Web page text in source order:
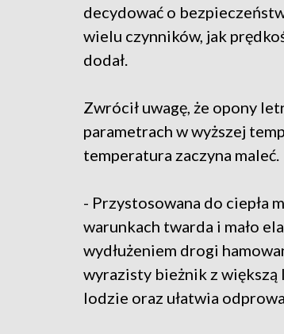
decydować o
wielu czynników, jak
dodał.
Zwrócił uwagę, że opony
parametrach w wyższej
temperatura zaczyna maleć.
- Przystosowana do ciepła
warunkach twarda i mało
wydłużeniem drogi
wyrazisty bieżnik z większą
lodzie oraz ułatwia